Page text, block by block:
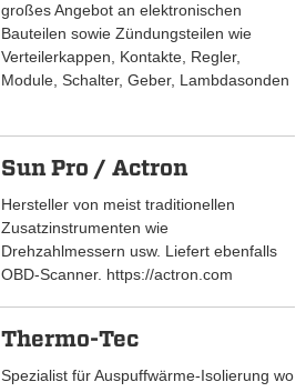
großes Angebot an elektronischen
Bauteilen sowie Zündungsteilen wie
Verteilerkappen, Kontakte, Regler,
Module, Schalter, Geber, Lambdasonden
Sun Pro / Actron
Hersteller von meist traditionellen
Zusatzinstrumenten wie
Drehzahlmessern usw. Liefert ebenfalls
OBD-Scanner. https://actron.com
Thermo-Tec
Spezialist für Auspuffwärme-Isolierung wo